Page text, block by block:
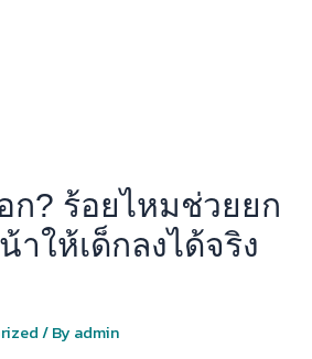
ก? ร้อยไหมช่วยยก
าให้เด็กลงได้จริง
/ By admin